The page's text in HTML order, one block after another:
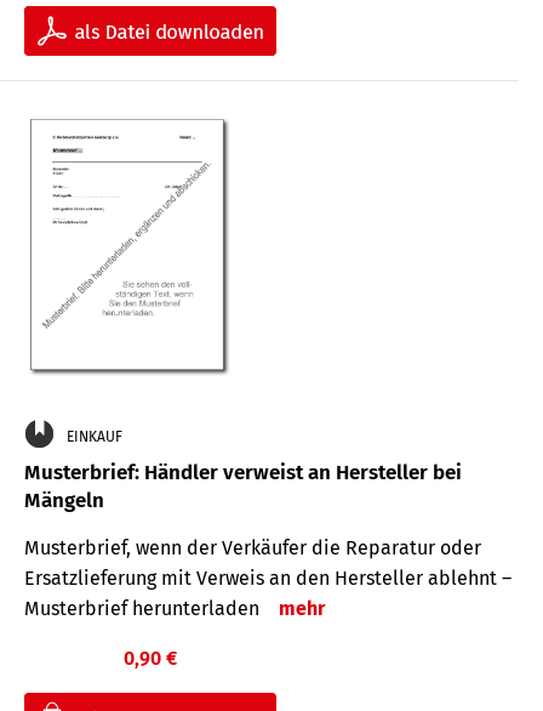
EINKAUF
Musterbrief: Händler verweist an Hersteller bei
Mängeln
Musterbrief, wenn der Verkäufer die Reparatur oder
Ersatzlieferung mit Verweis an den Hersteller ablehnt –
Musterbrief herunterladen
mehr
0,90 €